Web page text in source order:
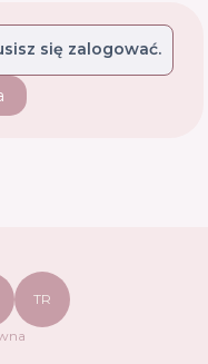
się zalogować.
TR